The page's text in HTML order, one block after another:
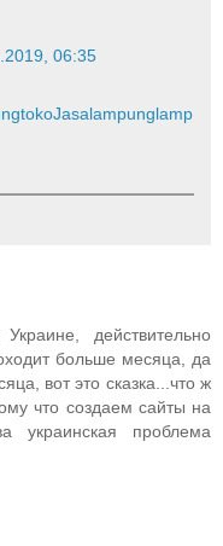
06:35
tokoJasalampunglamp
действительно
больше месяца, да
вот это сказка...что ж
что создаем сайты на
украинская проблема